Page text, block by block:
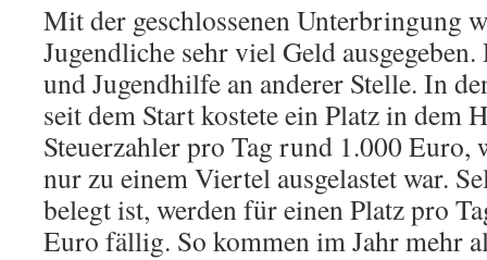
Mit der geschlossenen Unterbringung
Jugendliche sehr viel Geld
und Jugendhilfe an anderer Stelle. In
seit dem Start kostete ein Platz in dem
Steuerzahler pro Tag rund 1.000
nur zu einem Viertel ausgelastet war.
belegt ist, werden für einen Platz pro
Euro fällig. So kommen im Jahr mehr